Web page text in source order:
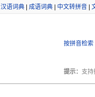
汉语词典 成语词典 中文转拼音
按拼音检索
提示： 支持